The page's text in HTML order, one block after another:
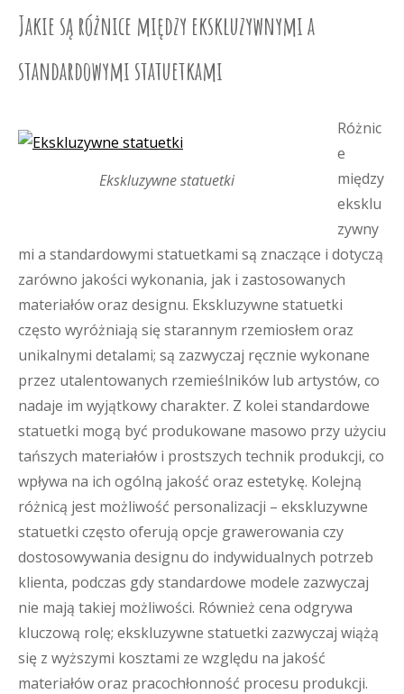
Jakie są różnice między ekskluzywnymi a
standardowymi statuetkami
Ekskluzywne statuetki
Różnic
e
między
eksklu
zywny
mi a standardowymi statuetkami są znaczące i dotyczą
zarówno jakości wykonania, jak i zastosowanych
materiałów oraz designu. Ekskluzywne statuetki
często wyróżniają się starannym rzemiosłem oraz
unikalnymi detalami; są zazwyczaj ręcznie wykonane
przez utalentowanych rzemieślników lub artystów, co
nadaje im wyjątkowy charakter. Z kolei standardowe
statuetki mogą być produkowane masowo przy użyciu
tańszych materiałów i prostszych technik produkcji, co
wpływa na ich ogólną jakość oraz estetykę. Kolejną
różnicą jest możliwość personalizacji – ekskluzywne
statuetki często oferują opcje grawerowania czy
dostosowywania designu do indywidualnych potrzeb
klienta, podczas gdy standardowe modele zazwyczaj
nie mają takiej możliwości. Również cena odgrywa
kluczową rolę; ekskluzywne statuetki zazwyczaj wiążą
się z wyższymi kosztami ze względu na jakość
materiałów oraz pracochłonność procesu produkcji.